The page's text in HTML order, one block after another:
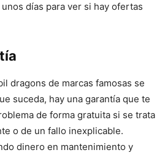
días para ver si hay ofertas
dragons de marcas famosas se
suceda, hay una garantía que te
de forma gratuita si se trata
o de un fallo inexplicable.
dinero en mantenimiento y